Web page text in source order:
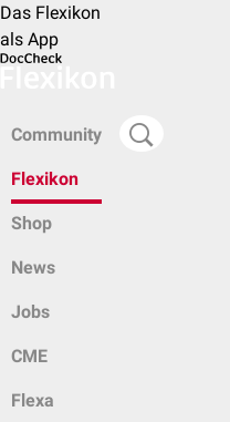
Das Flexikon
als App
Community
Flexikon
Shop
News
Jobs
CME
Flexa